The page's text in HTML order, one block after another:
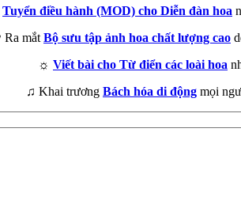
Tuyển điều hành (MOD) cho Diễn đàn hoa
Ra mắt Bộ sưu tập ảnh hoa chất lượng cao
☼ Viết bài cho Từ điển các loài hoa
♫ Khai trương Bách hóa di động mọi